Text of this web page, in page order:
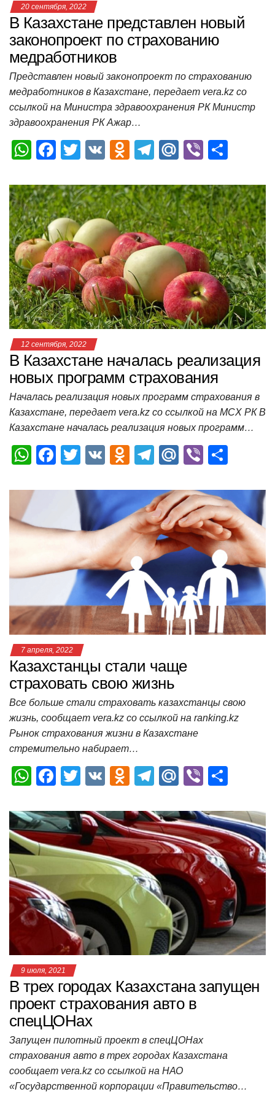
20 сентября, 2022
В Казахстане представлен новый
законопроект по страхованию
медработников
Представлен новый законопроект по страхованию
медработников в Казахстане, передает vera.kz со
ссылкой на Министра здравоохранения РК Министр
здравоохранения РК Ажар…
W
at
s
A
p
p
F
c
e
b
o
o
k
T
tt
er
V
O
n
o
kl
a
ss
ni
ki
T
e
gr
a
m
M
.R
u
Vi
er п
р
а
в
и
т
ь
12 сентября, 2022
В Казахстане началась реализация
новых программ страхования
Началась реализация новых программ страхования в
Казахстане, передает vera.kz со ссылкой на МСХ РК В
Казахстане началась реализация новых программ…
W
at
A
p
F
c
b
o
T
tt
er
V
O
n
o
kl
a
ss
ni
ki
T
e
gr
a
m
M
.R
u
Vi
er п
р
а
в
и
т
ь
7 апреля, 2022
Казахстанцы стали чаще
страховать свою жизнь
Все больше стали страховать казахстанцы свою
жизнь, сообщает vera.kz со ссылкой на ranking.kz
Рынок страхования жизни в Казахстане
стремительно набирает…
W
at
s
A
p
p
F
c
e
b
o
o
k
T
tt
er
V
O
n
o
kl
a
ss
ni
ki
T
e
gr
a
m
M
.R
u
Vi
er п
р
а
в
и
т
ь
9 июля, 2021
В трех городах Казахстана запущен
проект страхования авто в
спецЦОНах
Запущен пилотный проект в спецЦОНах
страхования авто в трех городах Казахстана
сообщает vera.kz со ссылкой на НАО
«Государственной корпорации «Правительство…